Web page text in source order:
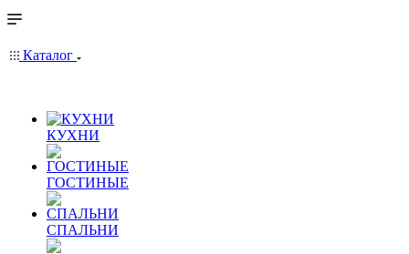
Каталог
КУХНИ
ГОСТИНЫЕ
СПАЛЬНИ